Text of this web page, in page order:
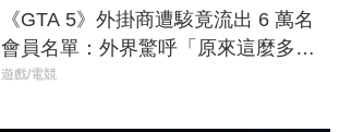
《GTA 5》外掛商遭駭竟流出 6 萬名
會員名單：外界驚呼「原來這麼多人
在開掛！」
遊戲/電競